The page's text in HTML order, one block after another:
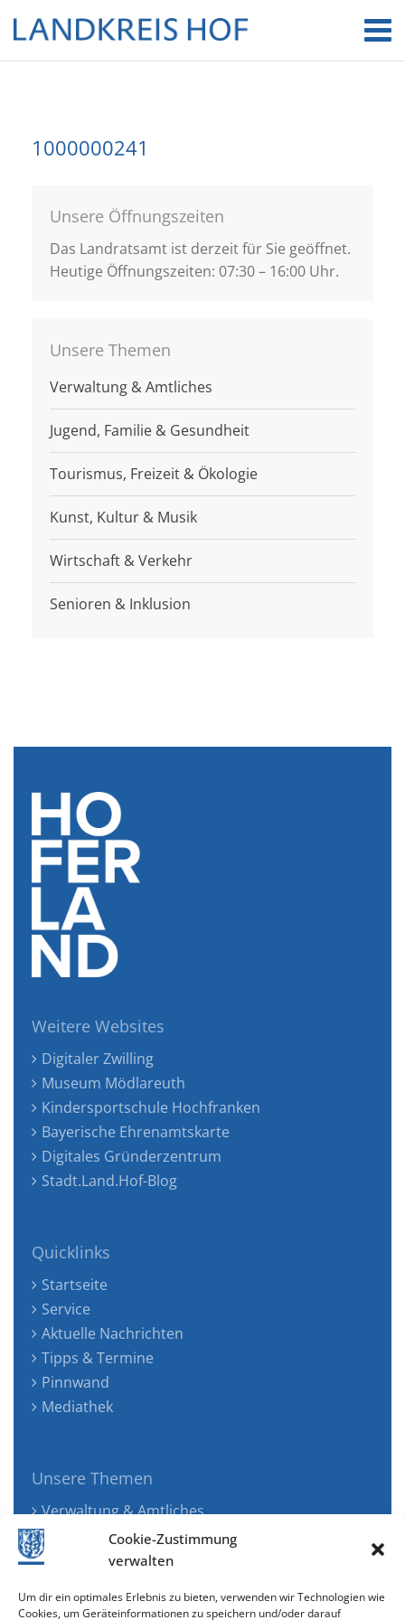
Cookie-Zustimmung
verwalten
Um dir ein optimales Erlebnis zu bieten, verwenden wir Technologien wie
Cookies, um Geräteinformationen zu speichern und/oder darauf
1000000241
Unsere Öffnungszeiten
Das Landratsamt ist derzeit für Sie geöffnet.
Heutige Öffnungszeiten: 07:30 – 16:00 Uhr.
Unsere Themen
Verwaltung & Amtliches
Jugend, Familie & Gesundheit
Tourismus, Freizeit & Ökologie
Kunst, Kultur & Musik
Wirtschaft & Verkehr
Senioren & Inklusion
Weitere Websites
Digitaler Zwilling
Museum Mödlareuth
Kindersportschule Hochfranken
Bayerische Ehrenamtskarte
Digitales Gründerzentrum
Stadt.Land.Hof-Blog
Quicklinks
Startseite
Service
Aktuelle Nachrichten
Tipps & Termine
Pinnwand
Mediathek
Unsere Themen
Verwaltung & Amtliches
Jugend, Familie & Gesundheit
Tourismus, Freizeit & Ökologie
Wirtschaft & Verkehr